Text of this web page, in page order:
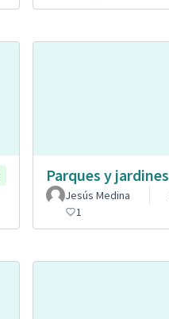
Parques y jardines
Jesús Medina
1